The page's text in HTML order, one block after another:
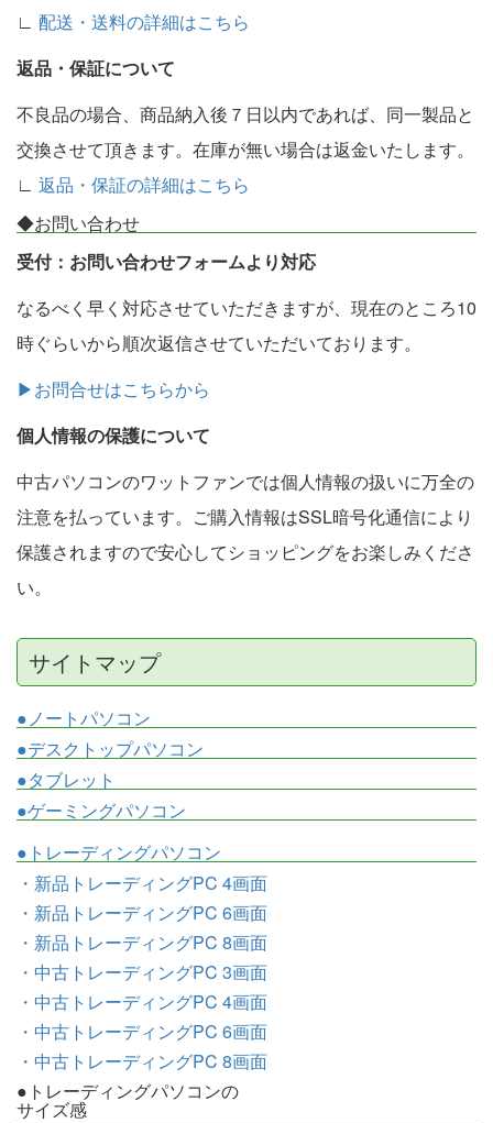
∟ 配送・送料の詳細はこちら
返品・保証について
不良品の場合、商品納入後７日以内であれば、同一製品と
交換させて頂きます。在庫が無い場合は返金いたします。
∟ 返品・保証の詳細はこちら
◆お問い合わせ
受付：お問い合わせフォームより対応
なるべく早く対応させていただきますが、現在のところ10
時ぐらいから順次返信させていただいております。
▶お問合せはこちらから
個人情報の保護について
中古パソコンのワットファンでは個人情報の扱いに万全の
注意を払っています。ご購入情報はSSL暗号化通信により
保護されますので安心してショッピングをお楽しみくださ
い。
サイトマップ
●ノートパソコン
●デスクトップパソコン
●タブレット
●ゲーミングパソコン
●トレーディングパソコン
・新品トレーディングPC 4画面
・新品トレーディングPC 6画面
・新品トレーディングPC 8画面
・中古トレーディングPC 3画面
・中古トレーディングPC 4画面
・中古トレーディングPC 6画面
・中古トレーディングPC 8画面
●トレーディングパソコンの
サイズ感